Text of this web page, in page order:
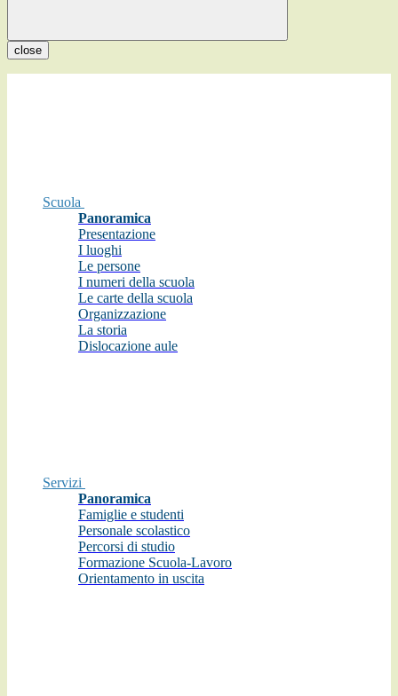
close
Scuola
Panoramica
Presentazione
I luoghi
Le persone
I numeri della scuola
Le carte della scuola
Organizzazione
La storia
Dislocazione aule
Servizi
Panoramica
Famiglie e studenti
Personale scolastico
Percorsi di studio
Formazione Scuola-Lavoro
Orientamento in uscita